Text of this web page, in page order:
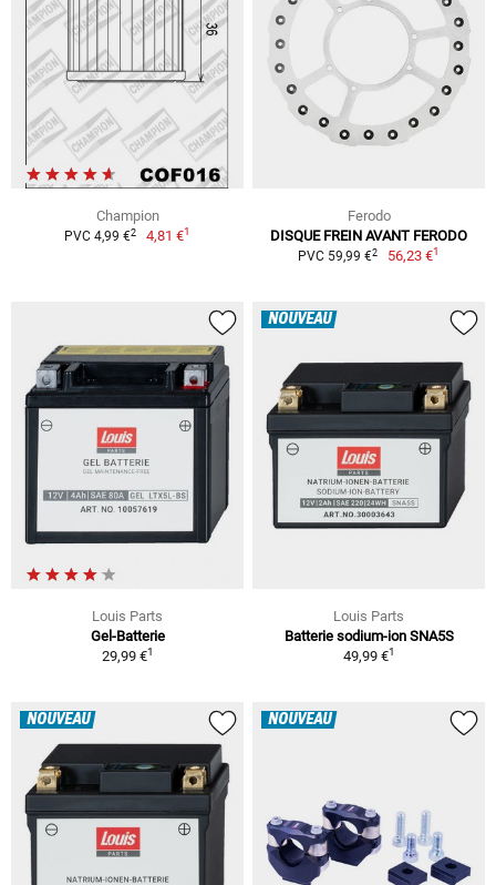
Champion
PVC 4,99 €2 4,81 €1
Ferodo
DISQUE FREIN AVANT FERODO
PVC 59,99 €2 56,23 €1
Louis Parts
Gel-Batterie
29,99 €1
NOUVEAU
Louis Parts
Batterie sodium-ion SNA5S
49,99 €1
NOUVEAU NOUVEAU